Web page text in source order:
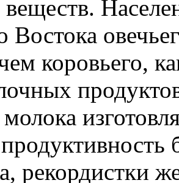
Востока
коровьего,
молока
рекордистки